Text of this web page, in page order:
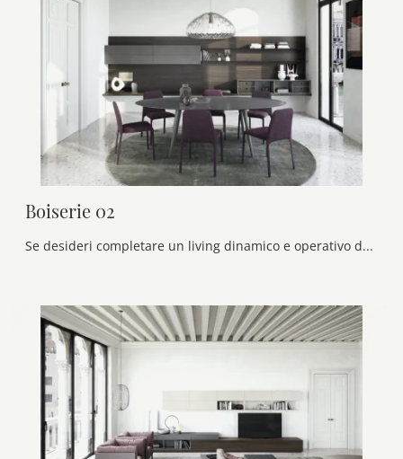
Boiserie 02
Se desideri completare un living dinamico e operativo dalle linee moderne, ti presentiamo la parete attrezzata Boiserie 02 Novamobili.